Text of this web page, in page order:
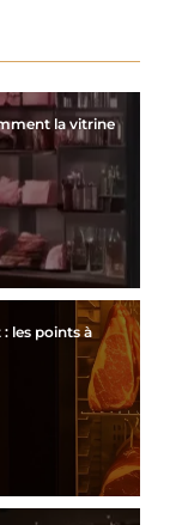
la vitrine
les points à